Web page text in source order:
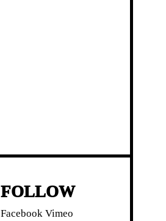
FOLLOW
Facebook Vimeo